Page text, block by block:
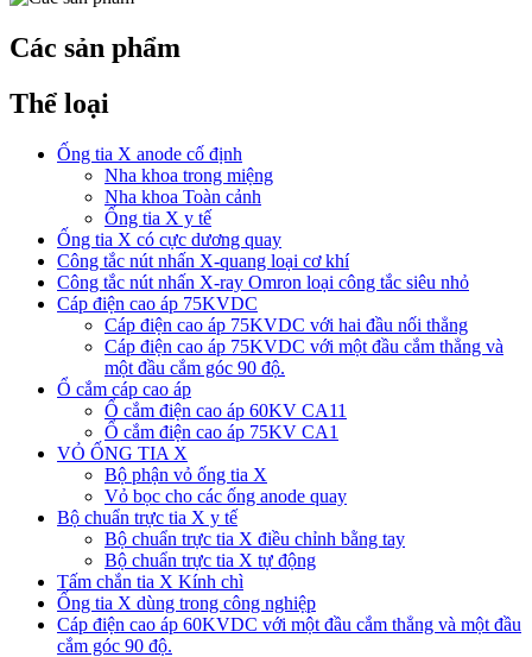
Các sản phẩm
Thể loại
Ống tia X anode cố định
Nha khoa trong miệng
Nha khoa Toàn cảnh
Ống tia X y tế
Ống tia X có cực dương quay
Công tắc nút nhấn X-quang loại cơ khí
Công tắc nút nhấn X-ray Omron loại công tắc siêu nhỏ
Cáp điện cao áp 75KVDC
Cáp điện cao áp 75KVDC với hai đầu nối thẳng
Cáp điện cao áp 75KVDC với một đầu cắm thẳng và
một đầu cắm góc 90 độ.
Ổ cắm cáp cao áp
Ổ cắm điện cao áp 60KV CA11
Ổ cắm điện cao áp 75KV CA1
VỎ ỐNG TIA X
Bộ phận vỏ ống tia X
Vỏ bọc cho các ống anode quay
Bộ chuẩn trực tia X y tế
Bộ chuẩn trực tia X điều chỉnh bằng tay
Bộ chuẩn trực tia X tự động
Tấm chắn tia X Kính chì
Ống tia X dùng trong công nghiệp
Cáp điện cao áp 60KVDC với một đầu cắm thẳng và một đầu
cắm góc 90 độ.